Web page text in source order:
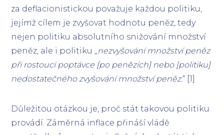
za deflacionistickou považuje každou politiku,
jejímž cílem je zvyšovat hodnotu peněz, tedy
nejen politiku absolutního snižování množství
peněz, ale i politiku „nezvyšování množství peněz
při rostoucí poptávce [po penězích] nebo [politiku]
nedostatečného zvyšování množství peněz.“ [1]
Důležitou otázkou je, proč stát takovou politiku
provádí. Záměrná inflace přináší vládě